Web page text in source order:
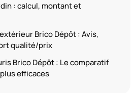
: calcul, montant et
Brico Dépôt : Avis,
qualité/prix
Brico Dépôt : Le comparatif
efficaces